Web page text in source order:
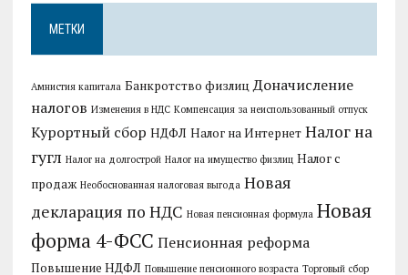
МЕТКИ
Амнистия капитала Банкротство физлиц Доначисление
налогов Изменения в НДС Компенсация за неиспользованный отпуск
Курортный сбор НДФЛ Налог на Интернет Налог на
гугл Налог на долгострой Налог на имущество физлиц Налог с
продаж Необоснованная налоговая выгода Новая
декларация по НДС Новая пенсионная формула Новая
форма 4-ФСС Пенсионная реформа
Повышение НДФЛ Повышение пенсионного возраста Торговый сбор